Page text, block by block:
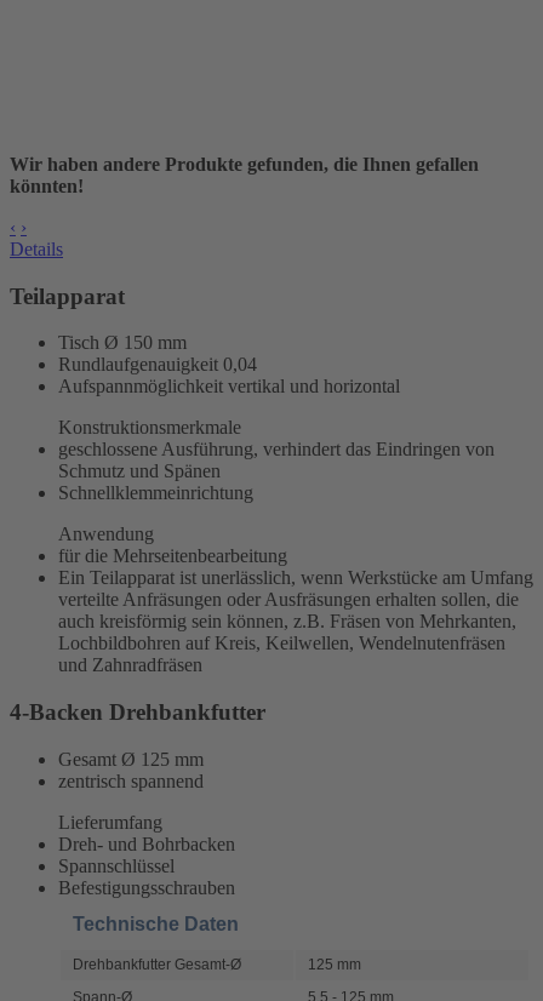
Wir haben andere Produkte gefunden, die Ihnen gefallen
könnten!
‹ ›
Details
Teilapparat
Tisch Ø 150 mm
Rundlaufgenauigkeit 0,04
Aufspannmöglichkeit vertikal und horizontal
Konstruktionsmerkmale
geschlossene Ausführung, verhindert das Eindringen von
Schmutz und Spänen
Schnellklemmeinrichtung
Anwendung
für die Mehrseitenbearbeitung
Ein Teilapparat ist unerlässlich, wenn Werkstücke am Umfang
verteilte Anfräsungen oder Ausfräsungen erhalten sollen, die
auch kreisförmig sein können, z.B. Fräsen von Mehrkanten,
Lochbildbohren auf Kreis, Keilwellen, Wendelnutenfräsen
und Zahnradfräsen
4-Backen Drehbankfutter
Gesamt Ø 125 mm
zentrisch spannend
Lieferumfang
Dreh- und Bohrbacken
Spannschlüssel
Befestigungsschrauben
Technische Daten
Drehbankfutter Gesamt-Ø
125 mm
Spann-Ø
5,5 - 125 mm